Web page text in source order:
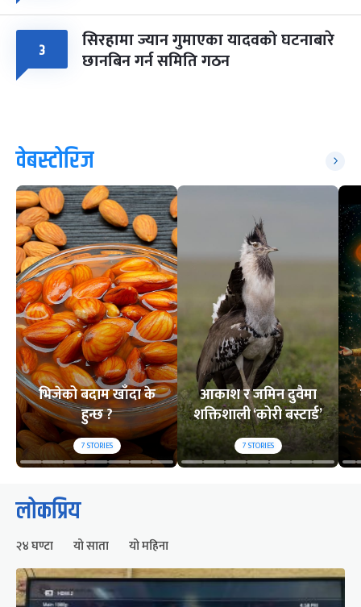
३ सिरहामा ज्यान गुमाएका यादवको घटनाबारे
छानबिन गर्न समिति गठन
वेबस्टोरिज
भिजेको बदाम खाँदा के
हुन्छ ?
7STORIES
आकाश र जमिन दुवैमा
शक्तिशाली ‘कोरी बस्टार्ड’
7STORIES
लोकप्रिय
२४ घण्टा यो साता यो महिना